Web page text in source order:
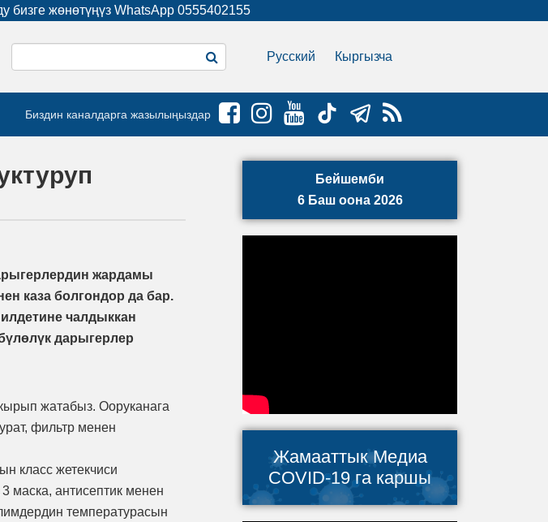
бизге жөнөтүңүз WhatsApp 0555402155
Русский Кыргызча
Биздин каналдарга жазылыңыздар
жардамы
каза болгондор да бар.
чалдыккан
дарыгерлер
жатабыз. Ооруканага
фильтр менен
класс жетекчиси
маска, антисептик менен
температурасын
Бейшемби
6 Баш оона 2026
Жамааттык Медиа
COVID-19 га каршы